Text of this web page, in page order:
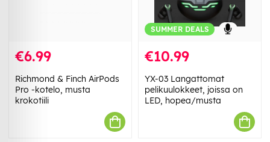
€6.99
Richmond & Finch AirPods
Pro -kotelo, musta
krokotiili
SUMMER DEALS
€10.99
YX-03 Langattomat
pelikuulokkeet, joissa on
LED, hopea/musta